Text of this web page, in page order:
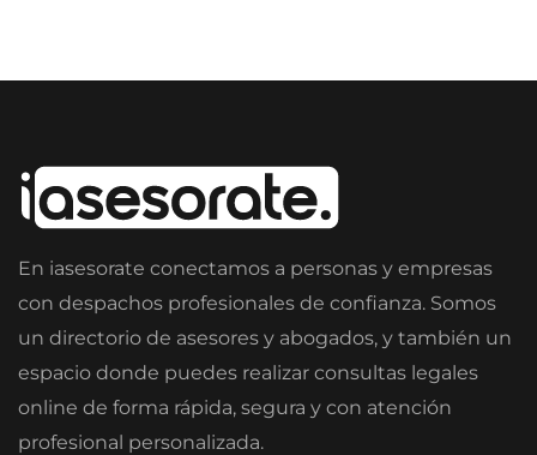
En iasesorate conectamos a personas y empresas
con despachos profesionales de confianza. Somos
un directorio de asesores y abogados, y también un
espacio donde puedes realizar consultas legales
online de forma rápida, segura y con atención
profesional personalizada.